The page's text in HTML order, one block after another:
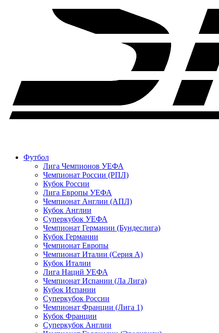
Футбол
Лига Чемпионов УЕФА
Чемпионат России (РПЛ)
Кубок России
Лига Европы УЕФА
Чемпионат Англии (АПЛ)
Кубок Англии
Суперкубок УЕФА
Чемпионат Германии (Бундеслига)
Кубок Германии
Чемпионат Европы
Чемпионат Италии (Серия А)
Кубок Италии
Лига Наций УЕФА
Чемпионат Испании (Ла Лига)
Кубок Испании
Суперкубок России
Чемпионат Франции (Лига 1)
Кубок Франции
Суперкубок Англии